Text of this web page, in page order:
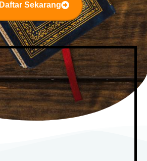
Daftar Sekarang